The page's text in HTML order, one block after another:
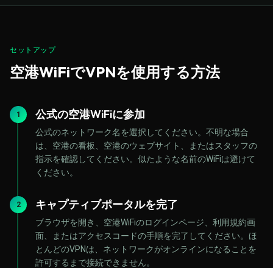
セットアップ
空港WiFiでVPNを使用する方法
1 公式の空港WiFiに参加
公式のネットワーク名を選択してください。不明な場合
は、空港の看板、空港のウェブサイト、またはスタッフの
指示を確認してください。似たような名前のWiFiは避けて
ください。
2 キャプティブポータルを完了
ブラウザを開き、空港WiFiのログインページ、利用規約画
面、またはアクセスコードの手順を完了してください。ほ
とんどのVPNは、ネットワークがオンラインになることを
許可するまで接続できません。